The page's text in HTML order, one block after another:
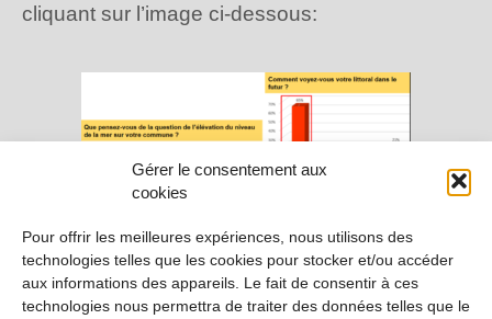
Gérer le consentement aux
cookies
Pour offrir les meilleures expériences, nous utilisons des
technologies telles que les cookies pour stocker et/ou accéder
aux informations des appareils. Le fait de consentir à ces
technologies nous permettra de traiter des données telles que le
cliquant sur l’image ci-dessous: